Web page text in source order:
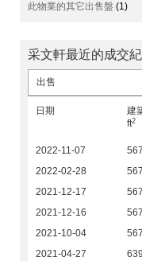
此物業的其它出售盤 (1)
采文軒最近的成交
出售
日期
建
ft2
2022-11-07 567
2022-02-28
567
2021-12-17
567
2021-12-16
567
2021-10-04
567
2021-04-27
639